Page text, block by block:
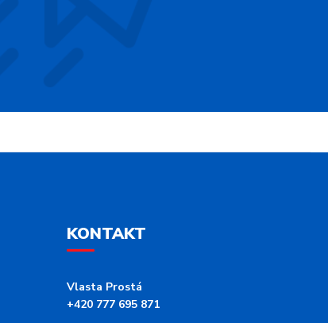
KONTAKT
Vlasta Prostá
+420 777 695 871